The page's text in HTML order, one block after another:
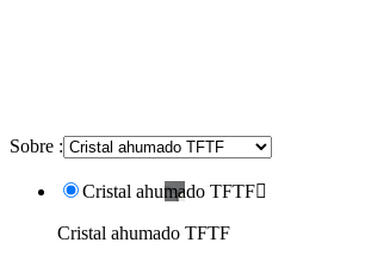
Sobre :
Cristal ahumado TFTF
Cristal ahumado TFTF